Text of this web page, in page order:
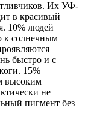
Их УФ-
в красивый
10% людей
к солнечным
быстро и с
15%
высоким
не
пигмент без